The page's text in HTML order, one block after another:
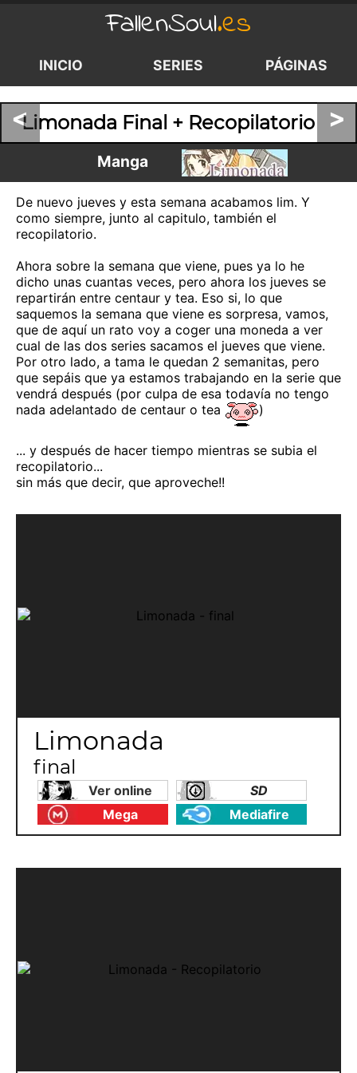
FallenSoul.es
INICIO SERIES PÁGINAS
< >
Limonada Final + Recopilatorio
Manga
De nuevo jueves y esta semana acabamos lim. Y
como siempre, junto al capitulo, también el
recopilatorio.
Ahora sobre la semana que viene, pues ya lo he
dicho unas cuantas veces, pero ahora los jueves se
repartirán entre centaur y tea. Eso si, lo que
saquemos la semana que viene es sorpresa, vamos,
que de aquí un rato voy a coger una moneda a ver
cual de las dos series sacamos el jueves que viene.
Por otro lado, a tama le quedan 2 semanitas, pero
que sepáis que ya estamos trabajando en la serie que
vendrá después (por culpa de esa todavía no tengo
nada adelantado de centaur o tea
)
... y después de hacer tiempo mientras se subia el
recopilatorio...
sin más que decir, que aproveche!!
Limonada
final
Ver online
SD
Mega
Mediafire